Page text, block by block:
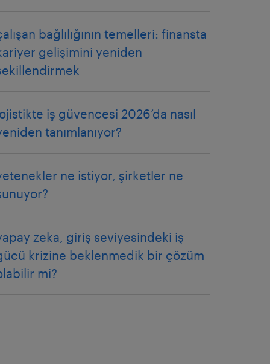
bağlılığının temelleri: finansta
gelişimini yeniden
iş güvencesi 2026’da nasıl
tanımlanıyor?
ne istiyor, şirketler ne
zeka, giriş seviyesindeki iş
krizine beklenmedik bir çözüm
mi?